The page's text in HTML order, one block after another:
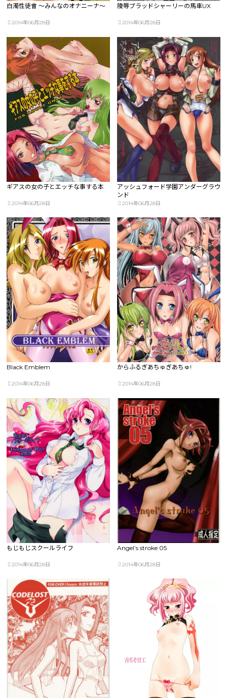
白濁性徒會 ～みんなのオナニーナ～
2014年06月28日
陵辱ブラッドシャーリーの馬車UX
2014年06月28日
ギアスの女の子とエッチな事する本
2014年06月28日
アッシュフォード学園アンダーグラウ
ンド
2014年06月28日
Black Emblem
2014年06月28日
からふるぎあちゅぎあちゅ!
2014年06月28日
もじもじスクールライフ
2014年06月28日
Angel’s stroke 05
2014年06月28日